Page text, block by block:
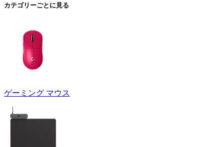
カテゴリーごとに見る
ゲーミング マウス